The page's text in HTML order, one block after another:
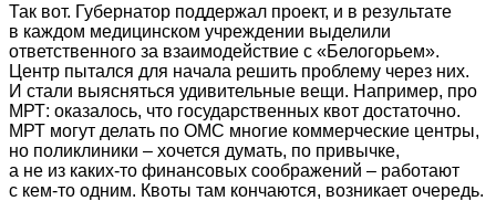
Так вот. Губернатор поддержал проект, и в результате
в каждом медицинском учреждении выделили
ответственного за взаимодействие с «Белогорьем».
Центр пытался для начала решить проблему через них.
И стали выясняться удивительные вещи. Например, про
МРТ: оказалось, что государственных квот достаточно.
МРТ могут делать по ОМС многие коммерческие центры,
но поликлиники – хочется думать, по привычке,
а не из каких-то финансовых соображений – работают
с кем-то одним. Квоты там кончаются, возникает очередь.